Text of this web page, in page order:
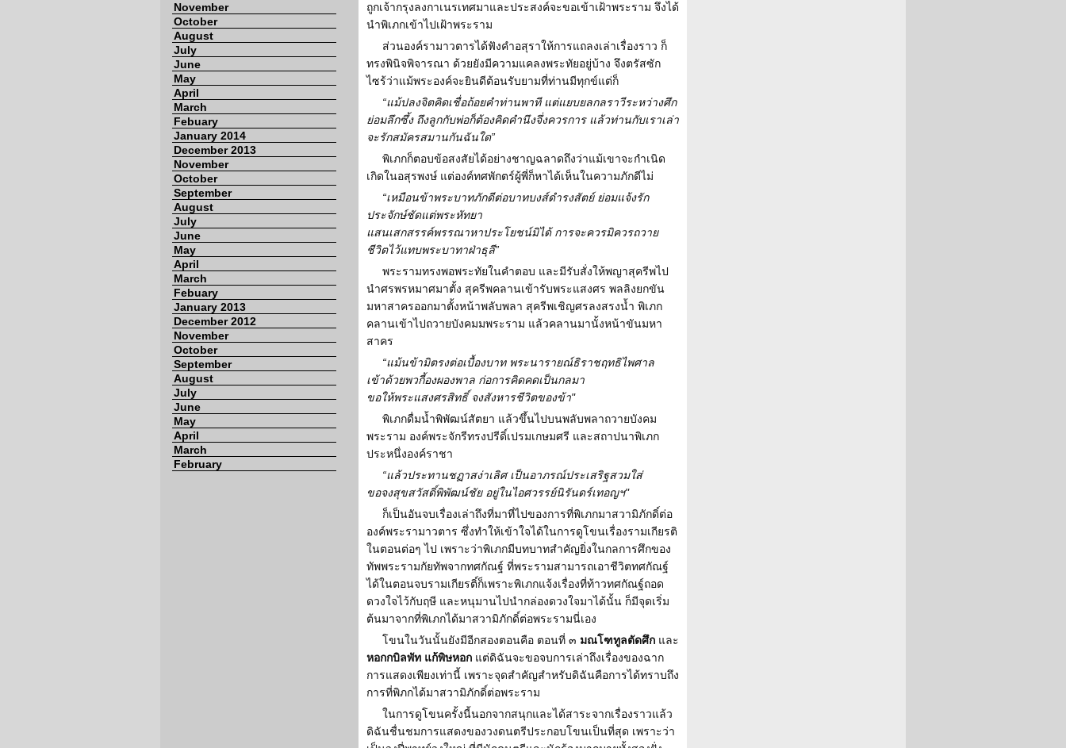
November
October
August
July
June
May
April
March
Febuary
January 2014
December 2013
November
October
September
August
July
June
May
April
March
Febuary
January 2013
December 2012
November
October
September
August
July
June
May
April
March
February
ถูกเจ้ากรุงลงกาเนรเทศมาและประสงค์จะขอเข้าเฝ้าพระราม จึงได้
นำพิเภกเข้าไปเฝ้าพระราม
ส่วนองค์รามาวตารได้ฟังคำอสุราให้การแถลงเล่าเรื่องราว ก็
ทรงพินิจพิจารณา ด้วยยังมีความแคลงพระทัยอยู่บ้าง จึงตรัสซัก
ไซร้ว่าแม้พระองค์จะยินดีต้อนรับยามที่ท่านมีทุกข์แต่ก็
“แม้ปลงจิตคิดเชื่อถ้อยคำท่านพาที แต่แยบยลกลราวีระหว่างศึก
ย่อมลึกซึ้ง ถึงลูกกับพ่อก็ต้องคิดคำนึงจึ่งควรการ แล้วท่านกับเราเล่า
จะรักสมัครสมานกันฉันใด”
พิเภกก็ตอบข้อสงสัยได้อย่างชาญฉลาดถึงว่าแม้เขาจะกำเนิด
เกิดในอสุรพงษ์ แต่องค์ทศพักตร์ผู้พี่ก็หาได้เห็นในความภักดีไม่
“เหมือนข้าพระบาทภักดีต่อบาทบงส์ดำรงสัตย์ ย่อมแจ้งรัก
ประจักษ์ชัดแต่พระหัทยา
แสนเสกสรรค์พรรณาหาประโยชน์มิได้ การจะควรมิควรถวาย
ชีวิตไว้แทบพระบาทาฝ่าธุลี”
พระรามทรงพอพระทัยในคำตอบ และมีรับสั่งให้พญาสุครีพไป
นำศรพรหมาศมาตั้ง สุครีพคลานเข้ารับพระแสงศร พลลิงยกขัน
มหาสาครออกมาตั้งหน้าพลับพลา สุครีพเชิญศรลงสรงน้ำ พิเภก
คลานเข้าไปถวายบังคมมพระราม แล้วคลานมานั้งหน้าขันมหา
สาคร
“แม้นข้ามิตรงต่อเบื้องบาท พระนารายณ์ธิราชฤทธิไพศาล
เข้าด้วยพวกี้องผองพาล ก่อการคิดคดเป็นกลมา
ขอให้พระแสงศรสิทธิ์ จงสังหารชีวิตของข้า"
พิเภกดื่มน้ำพิพัฒน์สัตยา แล้วขึ้นไปบนพลับพลาถวายบังคม
พระราม องค์พระจักรีทรงปรีดิ์เปรมเกษมศรี และสถาปนาพิเภก
ประหนึ่งองค์ราชา
“แล้วประทานชฏาสง่าเลิศ เป็นอาภรณ์ประเสริฐสวมใส่
ขอจงสุขสวัสดิ์พิพัฒน์ชัย อยู่ในไอศวรรย์นิรันดร์เทอญฯ"
ก็เป็นอันจบเรื่องเล่าถึงที่มาที่ไปของการที่พิเภกมาสวามิภักดิ์ต่อ
องค์พระรามาวตาร ซึ่งทำให้เข้าใจได้ในการดูโขนเรื่องรามเกียรติ
ในตอนต่อๆ ไป เพราะว่าพิเภกมีบทบาทสำคัญยิ่งในกลการศึกของ
ทัพพระรามกัยทัพจากทศกัณฐ์ ที่พระรามสามารถเอาชีวิตทศกัณฐ์
ได้ในตอนจบรามเกียรติ์ก็เพราะพิเภกแจ้งเรื่องที่ท้าวทศกัณฐ์ถอด
ดวงใจไว้กับฤษี และหนุมานไปนำกล่องดวงใจมาได้นั้น ก็มีจุดเริ่ม
ต้นมาจากที่พิเภกได้มาสวามิภักดิ์ต่อพระรามนี่เอง
โขนในวันนั้นยังมีอีกสองตอนคือ ตอนที่ ๓ มณโฑทูลตัดศึก และ
หอกกบิลพัท แก้พิษหอก แต่ดิฉันจะขอจบการเล่าถึงเรื่องของฉาก
การแสดงเพียงเท่านี้ เพราะจุดสำคัญสำหรับดิฉันคือการได้ทราบถึง
การที่พิภกได้มาสวามิภักดิ์ต่อพระราม
ในการดูโขนครั้งนี้นอกจากสนุกและได้สาระจากเรื่องราวแล้ว
ดิฉันชื่นชมการแสดงของวงดนตรีประกอบโขนเป็นที่สุด เพราะว่า